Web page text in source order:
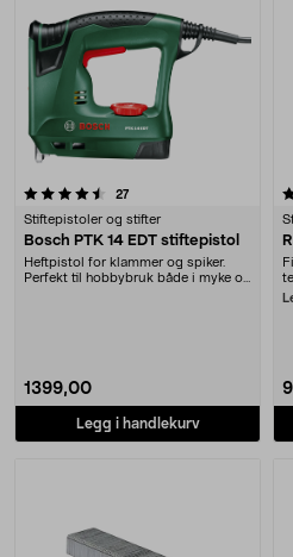
27anmeldelser
Stiftepistoler og stifter
Bosch PTK 14 EDT stiftepistol
Heftpistol for klammer og spiker.
Perfekt til hobbybruk både i myke og
1399,00
Legg i handlekurv
4.5 av 5 stjerner